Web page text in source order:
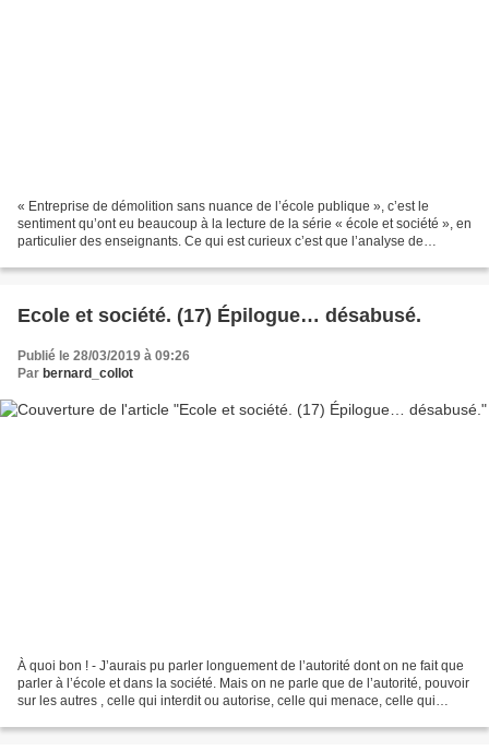
« Entreprise de démolition sans nuance de l’école publique », c’est le
sentiment qu’ont eu beaucoup à la lecture de la série « école et société », en
particulier des enseignants. Ce qui est curieux c’est que l’analyse de
Ecole et société. (17) Épilogue… désabusé.
Publié le 28/03/2019 à 09:26
Par bernard_collot
À quoi bon ! - J’aurais pu parler longuement de l’autorité dont on ne fait que
parler à l’école et dans la société. Mais on ne parle que de l’autorité, pouvoir
sur les autres , celle qui interdit ou autorise, celle qui menace, celle qui